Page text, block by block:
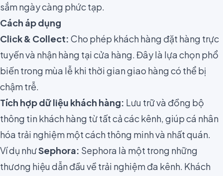
sắm ngày càng phức tạp.
Cách áp dụng
Click & Collect: Cho phép khách hàng đặt hàng trực
tuyến và nhận hàng tại cửa hàng. Đây là lựa chọn phổ
biến trong mùa lễ khi thời gian giao hàng có thể bị
chậm trễ.
Tích hợp dữ liệu khách hàng: Lưu trữ và đồng bộ
thông tin khách hàng từ tất cả các kênh, giúp cá nhân
hóa trải nghiệm một cách thông minh và nhất quán.
Ví dụ nhưSephora: Sephora là một trong những
thương hiệu dẫn đầu về trải nghiệm đa kênh. Khách